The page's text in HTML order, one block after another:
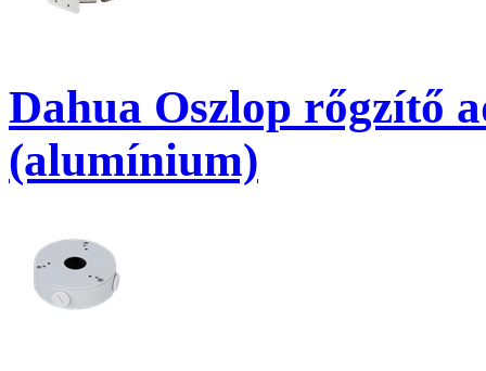
Dahua Oszlop rőgzítő
(alumínium)